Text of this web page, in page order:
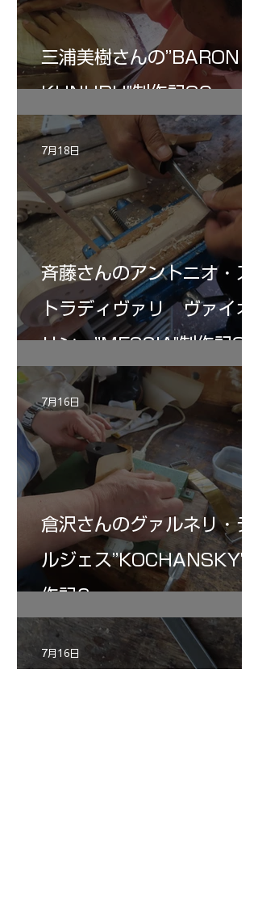
三浦美樹さんの”BARON・
KUNUPU"制作記30
斉藤さんのアントニオ・ス
トラディヴァリ ヴァイオ
リン ”MESSIA"制作記32
7月18日
倉沢さんのグァルネリ・デ
ルジェス”KOCHANSKY"制
作記6
7月16日
7月16日